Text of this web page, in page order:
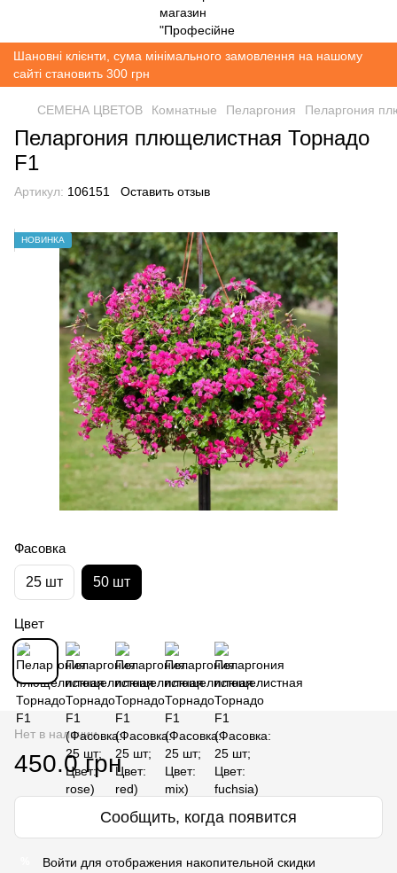
Шановні клієнти, сума мінімального замовлення на нашому
сайті становить 300 грн
СЕМЕНА ЦВЕТОВ Комнатные Пеларгония Пеларгония
Пеларгония плющелистная Торнадо
F1
Артикул: 106151 Оставить отзыв
НОВИНКА
Фасовка
25 шт 50 шт
Цвет
Нет в наличии
450.0 грн
Сообщить, когда появится
Войти для отображения накопительной скидки